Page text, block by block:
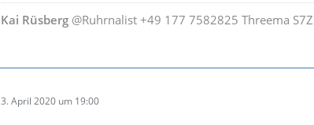
Kai Rüsberg @Ruhrnalist +49 177 7582825 Threema
3. April 2020 um 19:00